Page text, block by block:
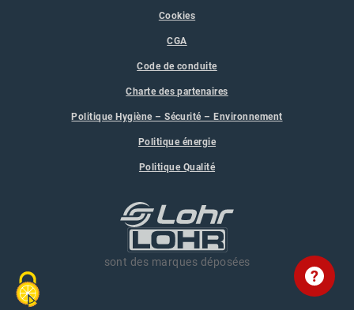
?
Cookies
CGA
Code de conduite
Charte des partenaires
Politique Hygiène – Sécurité – Environnement
Politique énergie
Politique Qualité
sont des marques déposées